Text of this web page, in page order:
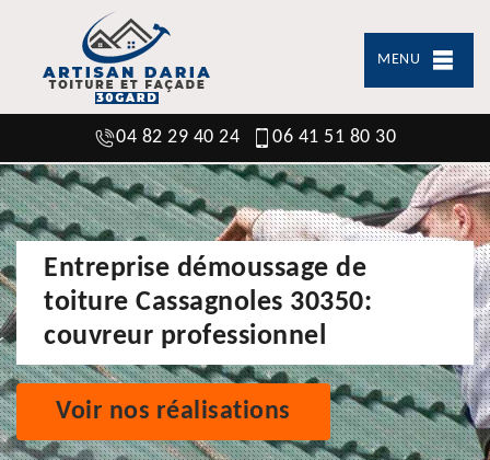
MENU
04 82 29 40 24 06 41 51 80 30
Entreprise démoussage de
toiture Cassagnoles 30350:
couvreur professionnel
Voir nos réalisations